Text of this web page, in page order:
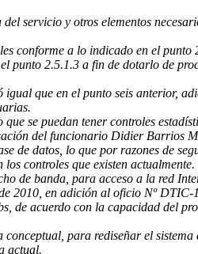
servicio y otros elementos
conforme a lo indicado en el punto
2.5.1.3 a fin de dotarlo de
igual que en el punto seis anterior,
se puedan tener controles
del funcionario Didier Barrios
de datos, lo que por razones de
controles que existen actualmente.
de banda, para acceso a la red
2010, en adición al oficio Nº
de acuerdo con la capacidad del
para rediseñar el
actual.